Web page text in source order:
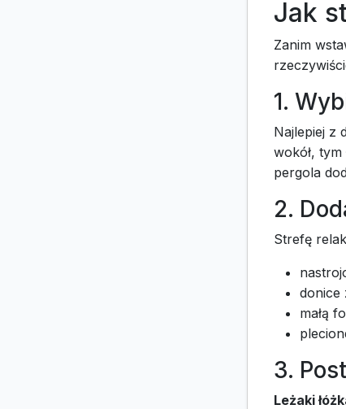
Jak
Zanim
1.
Najlepiej z
wokół,
pergola
2.
Strefę
donice
małą
3.
Leżaki